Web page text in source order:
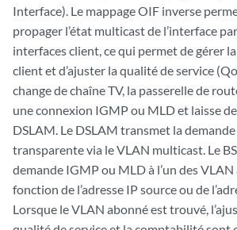
Interface). Le mappage OIF inverse
propager l’état multicast de l’interface
interfaces client, ce qui permet de gérer
client et d’ajuster la qualité de service
change de chaîne TV, la passerelle de
une connexion IGMP ou MLD et laisse
DSLAM. Le DSLAM transmet la demande
transparente via le VLAN multicast. Le
demande IGMP ou MLD à l’un des VLAN
fonction de l’adresse IP source ou de
Lorsque le VLAN abonné est trouvé,